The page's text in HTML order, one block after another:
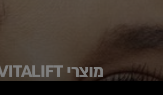
מוצרי REVITALIFT